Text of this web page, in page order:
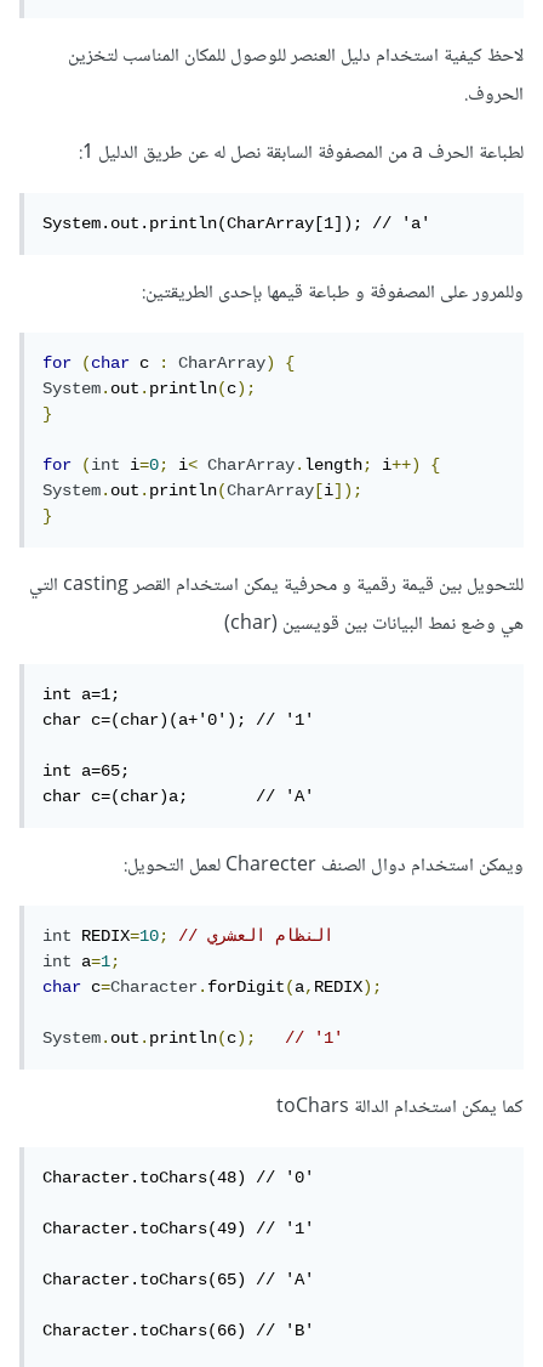
لاحظ كيفية استخدام دليل العنصر للوصول للمكان المناسب لتخزين
الحروف.
لطباعة الحرف a من المصفوفة السابقة نصل له عن طريق الدليل 1:
System.out.println(CharArray[1]); // 'a'
وللمرور على المصفوفة و طباعة قيمها بإحدى الطريقتين:
for (char c : CharArray)
{
System.out.println(c);
}
for (int i=0; i< CharArray.length; i++)
{
System.out.println(CharArray [i]);
}
للتحويل بين قيمة رقمية و محرفية يمكن استخدام القصر casting التي
هي وضع نمط البيانات بين قويسين (char)
int a=1;
char c=(char)(a+'0'); // '1'
int a=65;
char c=(char)a;       // 'A'
ويمكن استخدام دوال الصنف Charecter لعمل التحويل:
int REDIX=10;
// النظام العشري
int
a=1;
char c=Character.forDigit(a,REDIX);
System.out.println(c); // '1'
كما يمكن استخدام الدالة toChars
Character.toChars(48) // '0'
Character.toChars(49) // '1'
Character.toChars(65) // 'A'
Character.toChars(66) // 'B'